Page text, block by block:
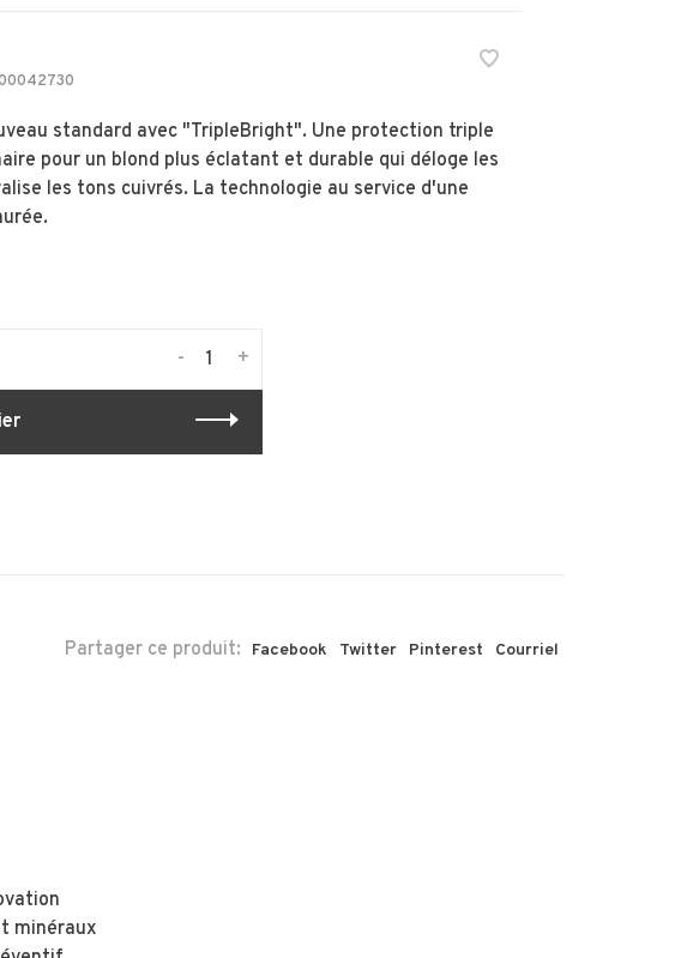
standard avec "TripleBright". Une protection triple
pour un blond plus éclatant et durable qui déloge les
les tons cuivrés. La technologie au service d'une
+
-
Partager ce produit: Facebook Twitter Pinterest Courriel
minéraux